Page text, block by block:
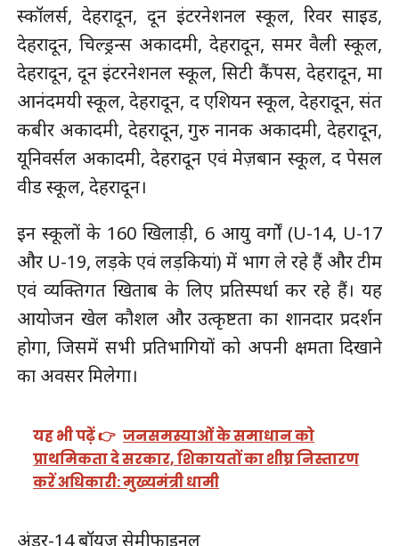
स्कॉलर्स, देहरादून, दून इंटरनेशनल स्कूल, रिवर साइड,
देहरादून, चिल्ड्रन्स अकादमी, देहरादून, समर वैली स्कूल,
देहरादून, दून इंटरनेशनल स्कूल, सिटी कैंपस, देहरादून, मा
आनंदमयी स्कूल, देहरादून, द एशियन स्कूल, देहरादून, संत
कबीर अकादमी, देहरादून, गुरु नानक अकादमी, देहरादून,
यूनिवर्सल अकादमी, देहरादून एवं मेज़बान स्कूल, द पेसल
वीड स्कूल, देहरादून।
इन स्कूलों के 160 खिलाड़ी, 6 आयु वर्गों (U-14, U-17
और U-19, लड़के एवं लड़कियां) में भाग ले रहे हैं और टीम
एवं व्यक्तिगत खिताब के लिए प्रतिस्पर्धा कर रहे हैं। यह
आयोजन खेल कौशल और उत्कृष्टता का शानदार प्रदर्शन
होगा, जिसमें सभी प्रतिभागियों को अपनी क्षमता दिखाने
का अवसर मिलेगा।
यह भी पढ़ें 👉 जनसमस्याओं के समाधान को
प्राथमिकता दे सरकार, शिकायतों का शीघ्र निस्तारण
करें अधिकारी: मुख्यमंत्री धामी
अंडर-14 बॉयज सेमीफाइनल